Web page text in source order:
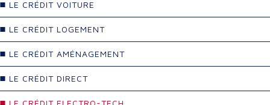
LE CRÉDIT VOITURE
LE CRÉDIT LOGEMENT
LE CRÉDIT AMÉNAGEMENT
LE CRÉDIT DIRECT